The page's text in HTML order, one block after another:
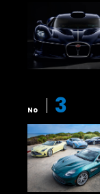
No 3